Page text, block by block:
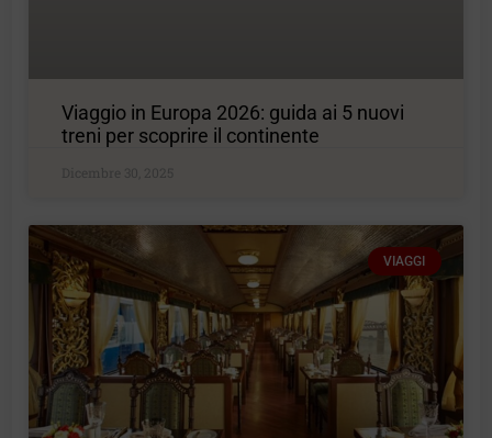
Viaggio in Europa 2026: guida ai 5 nuovi
treni per scoprire il continente
Dicembre 30, 2025
VIAGGI